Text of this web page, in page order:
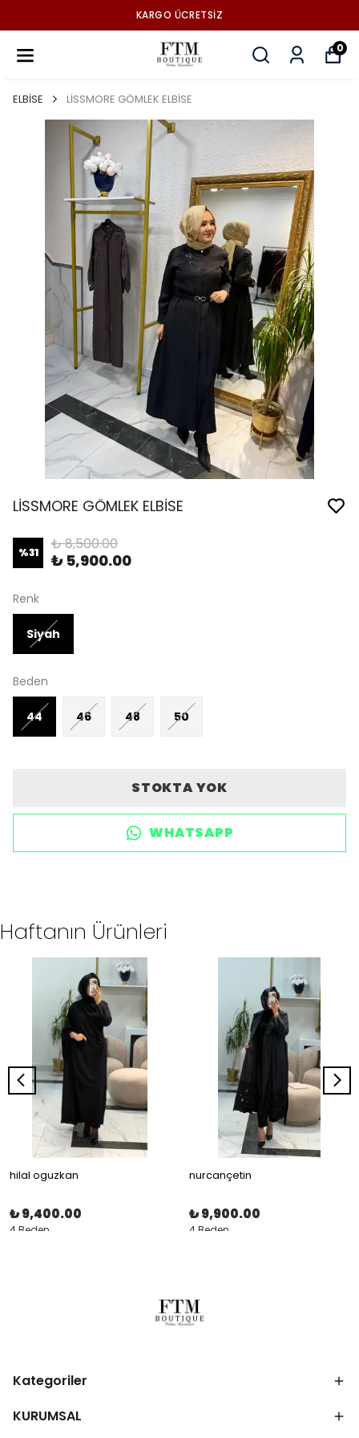
KARGO ÜCRETSİZ
0
ELBİSE LİSSMORE GÖMLEK ELBİSE
LİSSMORE GÖMLEK ELBİSE
%31 ₺ 8,500.00
₺ 5,900.00
Renk
Siyah
Beden
44 46 48 50
STOKTA YOK
WHATSAPP
Haftanın Ürünleri
hilal oguzkan
₺ 9,400.00
4 Beden
nurcançetin
₺ 9,900.00
4 Beden
Kategoriler
KURUMSAL